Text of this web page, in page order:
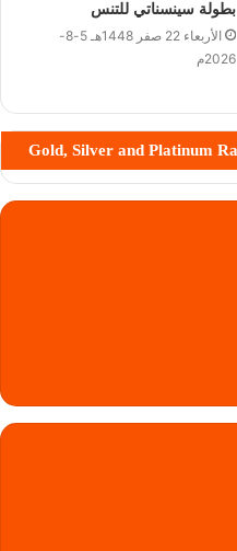
بطولة سينسناتي للتنس
الأربعاء 22 صفر 1448هـ 5-8-
2026م